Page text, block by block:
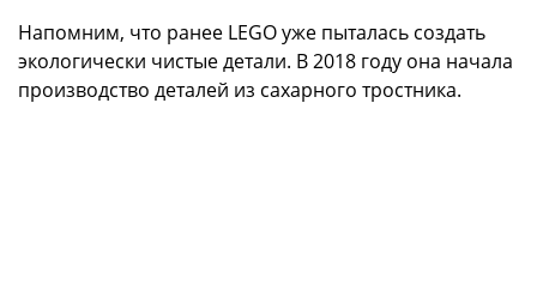
Напомним, что ранее LEGO уже пыталась создать
экологически чистые детали. В 2018 году она начала
производство деталей из сахарного тростника.